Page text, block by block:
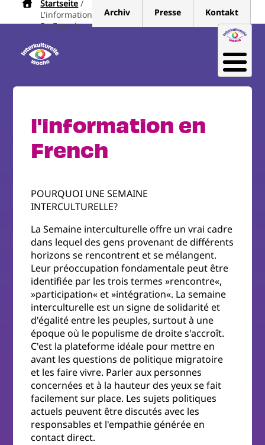
Direkt
Pfadnavigation
Startseite
L'information
En French
Archiv Presse Kontakt
l'information en
French
POURQUOI UNE SEMAINE
INTERCULTURELLE?
La Semaine interculturelle offre un vrai cadre
dans lequel des gens provenant de différents
horizons se rencontrent et se mélangent.
Leur préoccupation fondamentale peut être
identifiée par les trois termes »rencontre«,
»participation« et »intégration«. La semaine
interculturelle est un signe de solidarité et
d'égalité entre les peuples, surtout à une
époque où le populisme de droite s'accroît.
C'est la plateforme idéale pour mettre en
avant les questions de politique migratoire
et les faire vivre. Parler aux personnes
concernées et à la hauteur des yeux se fait
facilement sur place. Les sujets politiques
actuels peuvent être discutés avec les
respons­ables et l'empathie générée en
contact direct.